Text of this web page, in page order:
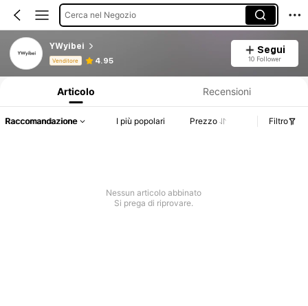
Cerca nel Negozio
YWyibei
Venditore 4.95
Segui
10 Follower
Articolo Recensioni
Raccomandazione I più popolari Prezzo Filtro
Nessun articolo abbinato
Si prega di riprovare.